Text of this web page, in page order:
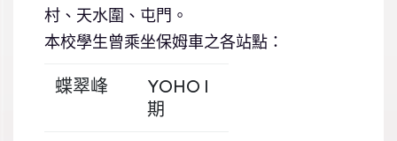
村、天水圍、屯門。
本校學生曾乘坐保姆車之各站點：
蝶翠峰
YOHO I
期